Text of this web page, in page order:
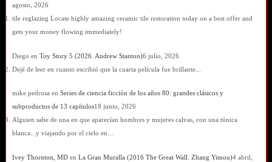
agosto, 2026
tile reglazing Locate highly amazing ceramic tile restoration today on a best offer and
gets your money flowing immediately!
Diego en Toy Story 5 (2026. Andrew Stanton)6 julio, 2026
Dejé de leer en cuanto escribió que la cuarta película fue brillante...
mike pedrosa en Series de ciencia ficción de los años 80: grandes clásicos y
subproductos de 13 capítulos18 junio, 2026
Alguien sabe de una en que aparecían hombres y mujeres calvas, con una túnica
blanca...y viajando por el cielo en…
Ivey Thornton, MDen La Gran Muralla (2016 The Great Wall. Zhang Yimou)4 abril,